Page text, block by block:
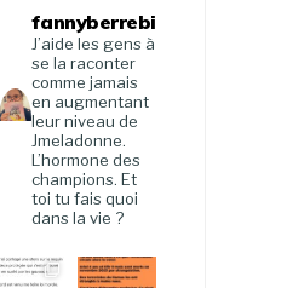
fannyberrebi
J’aide les gens à
se la raconter
comme jamais
en augmentant
leur niveau de
Jmeladonne.
L’hormone des
champions. Et
toi tu fais quoi
dans la vie ?